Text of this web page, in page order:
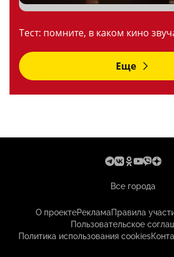
Тест: помните, в каком кино
Еще
Все города
О проектеРекламаПравила
Пользовательское
Политика использования cookies